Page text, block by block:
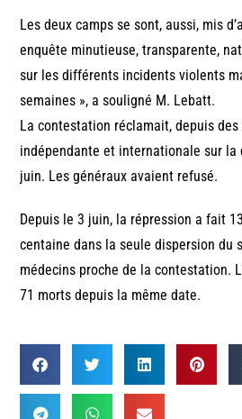
Les deux camps se sont, aussi, mis
enquête minutieuse, transparente,
sur les différents incidents violents
semaines », a souligné M. Lebatt.
La contestation réclamait, depuis
indépendante et internationale sur la
juin. Les généraux avaient refusé.
Depuis le 3 juin, la répression a fait
centaine dans la seule dispersion du
médecins proche de la contestation.
71 morts depuis la même date.